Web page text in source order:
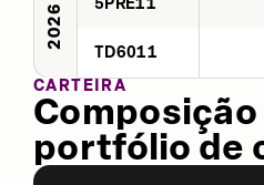
2026
TD6011
CARTEIRA
Composição
portfólio de